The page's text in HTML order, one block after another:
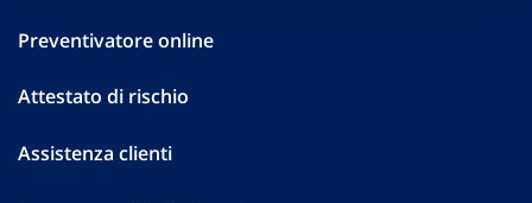
Preventivatore online
Attestato di rischio
Assistenza clienti